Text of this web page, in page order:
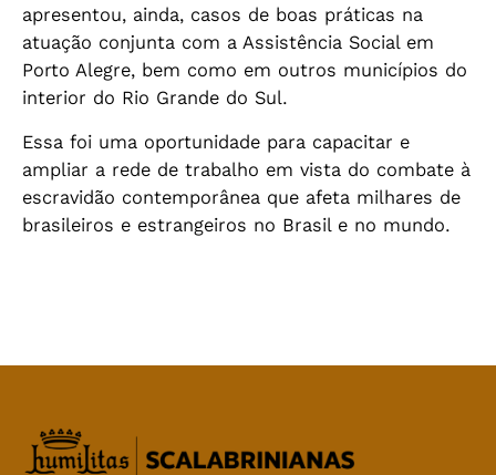
apresentou, ainda, casos de boas práticas na
atuação conjunta com a Assistência Social em
Porto Alegre, bem como em outros municípios do
interior do Rio Grande do Sul.
Essa foi uma oportunidade para capacitar e
ampliar a rede de trabalho em vista do combate à
escravidão contemporânea que afeta milhares de
brasileiros e estrangeiros no Brasil e no mundo.